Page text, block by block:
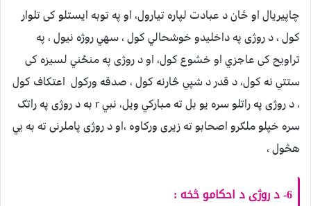
چاپيريال او ځان د عبادت لپاره تيارول، او په توبه ايستلو کی تلوار
کول ، د روژی په داخليدو خوشحالي کول ، سهي روژه نيول ، په
تراويح کی عاجزي او خشوع کول، او د روژی په منځني لسيزه کی
ستتي نه کول، د قدر د شپي څارنه کول ، صدقه ورکول اعتکاف کول
، د روژی په راتلو سره يو بل ته مبارکي ويل، نبي r به د روژی په راتګ
سره خپلو ملګرو اصحابو ته زيری ورکاوه ،او د روژی پاملرنی ته به يي
هڅول ،
6- د روژی د احکامو څخه :